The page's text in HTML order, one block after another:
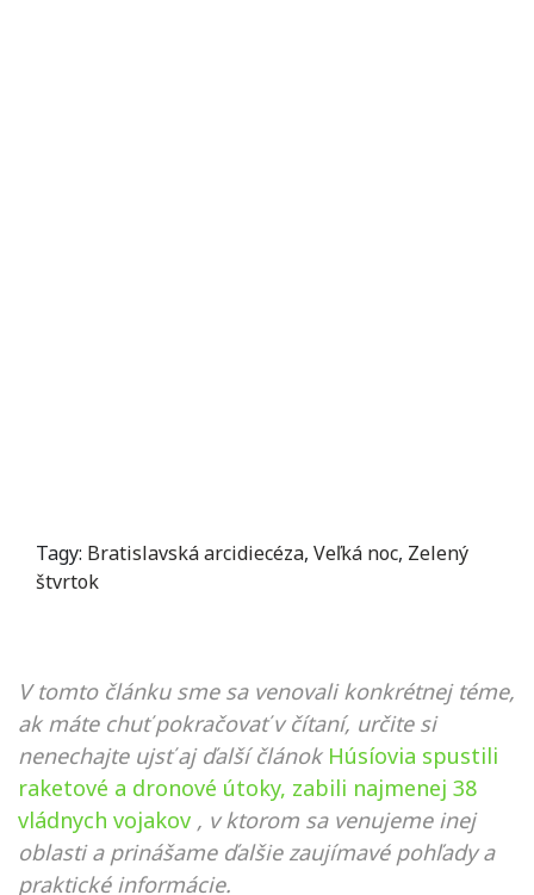
Tagy: Bratislavská arcidiecéza, Veľká noc, Zelený
štvrtok
V tomto článku sme sa venovali konkrétnej téme,
ak máte chuť pokračovať v čítaní, určite si
nenechajte ujsť aj ďalší článok Húsíovia spustili
raketové a dronové útoky, zabili najmenej 38
vládnych vojakov , v ktorom sa venujeme inej
oblasti a prinášame ďalšie zaujímavé pohľady a
praktické informácie.